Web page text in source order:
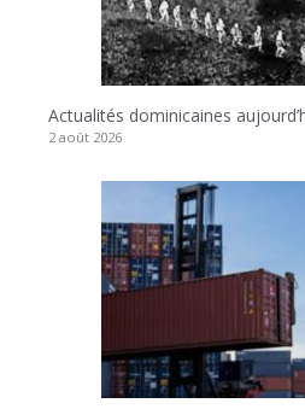
Actualités dominicaines
2 août 2026